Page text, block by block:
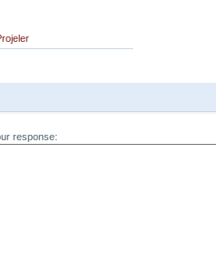
response: